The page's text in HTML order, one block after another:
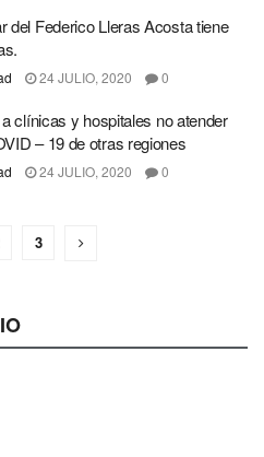
del Federico Lleras Acosta tiene
24 JULIO, 2020 0
clínicas y hospitales no atender
– 19 de otras regiones
24 JULIO, 2020 0
3